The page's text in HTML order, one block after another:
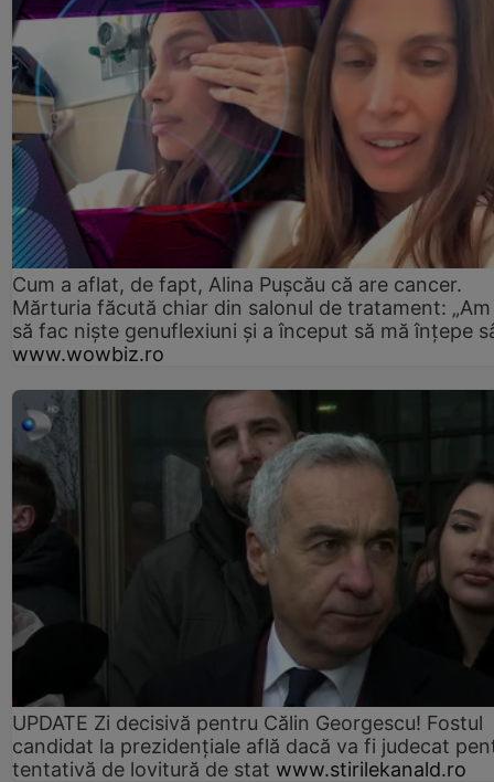
Cum a aflat, de fapt, Alina Pușcău că are cancer.
Mărturia făcută chiar din salonul de tratament:
să fac niște genuflexiuni și a început să mă înțepe
www.wowbiz.ro
UPDATE Zi decisivă pentru Călin Georgescu! Fostul
candidat la prezidențiale află dacă va fi judecat
tentativă de lovitură de stat www.stirilekanald.ro